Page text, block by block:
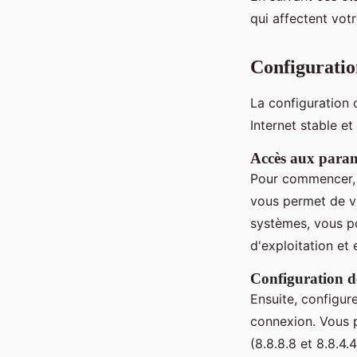
qui affectent
La configuration
Internet stable
Accès aux
Pour
vous permet de
systèmes, vous
d'exploitation et
Configuration
Ensuite,
connexion. Vous
(8.8.8.8 et